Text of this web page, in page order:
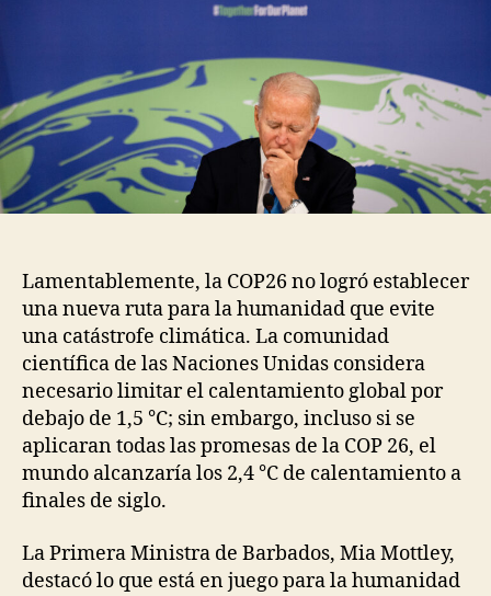
Lamentablemente, la COP26 no logró establecer
una nueva ruta para la humanidad que evite
una catástrofe climática. La comunidad
científica de las Naciones Unidas considera
necesario limitar el calentamiento global por
debajo de 1,5 °C; sin embargo, incluso si se
aplicaran todas las promesas de la COP 26, el
mundo alcanzaría los 2,4 °C de calentamiento a
finales de siglo.
La Primera Ministra de Barbados, Mia Mottley,
destacó lo que está en juego para la humanidad